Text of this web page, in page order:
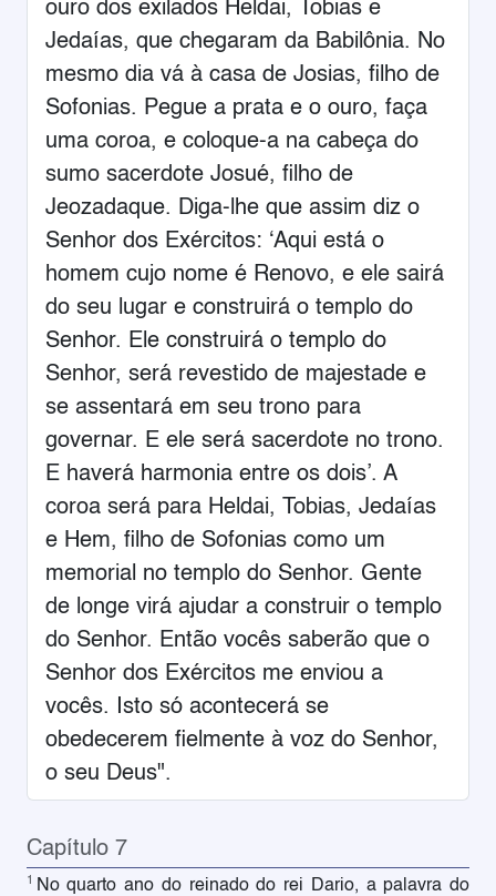
ouro dos exilados Heldai, Tobias e
Jedaías, que chegaram da Babilônia. No
mesmo dia vá à casa de Josias, filho de
Sofonias. Pegue a prata e o ouro, faça
uma coroa, e coloque-a na cabeça do
sumo sacerdote Josué, filho de
Jeozadaque. Diga-lhe que assim diz o
Senhor dos Exércitos: ‘Aqui está o
homem cujo nome é Renovo, e ele sairá
do seu lugar e construirá o templo do
Senhor. Ele construirá o templo do
Senhor, será revestido de majestade e
se assentará em seu trono para
governar. E ele será sacerdote no trono.
E haverá harmonia entre os dois’. A
coroa será para Heldai, Tobias, Jedaías
e Hem, filho de Sofonias como um
memorial no templo do Senhor. Gente
de longe virá ajudar a construir o templo
do Senhor. Então vocês saberão que o
Senhor dos Exércitos me enviou a
vocês. Isto só acontecerá se
obedecerem fielmente à voz do Senhor,
o seu Deus".
Capítulo 7
1
No quarto ano do reinado do rei Dario, a palavra do